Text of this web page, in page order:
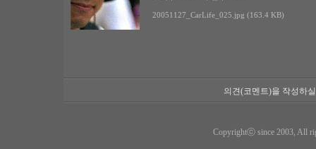
20051127_CarLife_025.jpg (163.4 KB)
의견(코멘트)을 작성하
Copyrightⓒ since 2003, All